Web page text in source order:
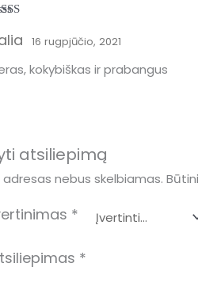
5 16 rugpjūčio, 2021
kokybiškas ir prabangus
atsiliepimą
adresas nebus skelbiamas.
*
*